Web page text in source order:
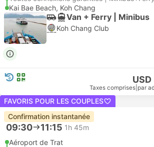
Kai Bae Beach, Koh Chang
Van + Ferry | Minibus
Koh Chang Club
Taxes comprises par
FAVORIS POUR LES COUPLES
Confirmation instantanée
09:30 11:15 1h 45m
Aéroport de Trat